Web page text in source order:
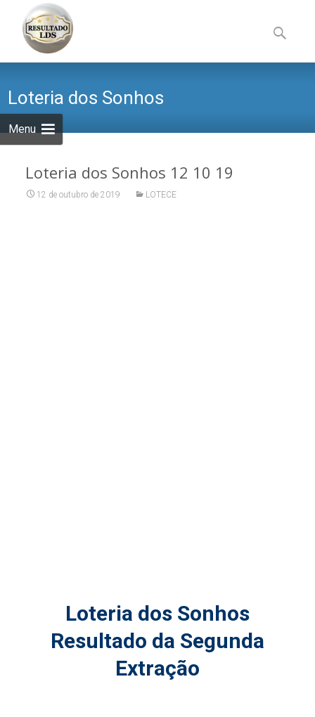
Menu
to
content
por:
Loteria dos Sonhos
Loteria dos Sonhos 12 10 19
12 de outubro de 2019 LOTECE
Loteria dos Sonhos
Resultado da Segunda
Extração